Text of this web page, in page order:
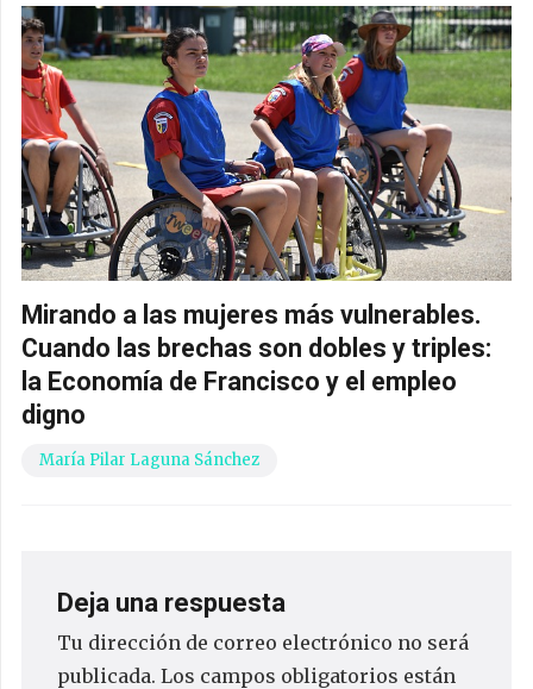
Mirando a las mujeres más vulnerables.
Cuando las brechas son dobles y triples:
la Economía de Francisco y el empleo
digno
María Pilar Laguna Sánchez
Deja una respuesta
Tu dirección de correo electrónico no será
publicada. Los campos obligatorios están